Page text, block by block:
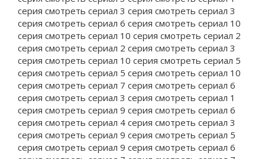
серия смотреть сериал 3 серия смотреть сериал 3
серия смотреть сериал 6 серия смотреть сериал 10
серия смотреть сериал 10 серия смотреть сериал 2
серия смотреть сериал 2 серия смотреть сериал 3
серия смотреть сериал 10 серия смотреть сериал 5
серия смотреть сериал 5 серия смотреть сериал 10
серия смотреть сериал 7 серия смотреть сериал 6
серия смотреть сериал 3 серия смотреть сериал 1
серия смотреть сериал 9 серия смотреть сериал 6
серия смотреть сериал 4 серия смотреть сериал 3
серия смотреть сериал 9 серия смотреть сериал 5
серия смотреть сериал 9 серия смотреть сериал 6